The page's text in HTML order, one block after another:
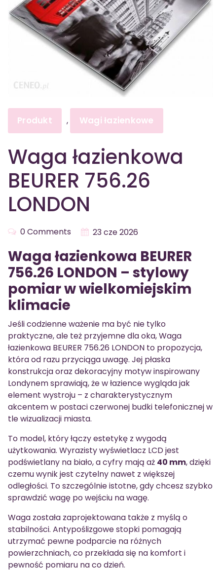
Produkt , Wagi łazienkowe
Waga łazienkowa
BEURER 756.26
LONDON
0 Comments 23 cze 2026
Waga łazienkowa BEURER
756.26 LONDON – stylowy
pomiar w wielkomiejskim
klimacie
Jeśli codzienne ważenie ma być nie tylko
praktyczne, ale też przyjemne dla oka, Waga
łazienkowa BEURER 756.26 LONDON to propozycja,
która od razu przyciąga uwagę. Jej płaska
konstrukcja oraz dekoracyjny motyw inspirowany
Londynem sprawiają, że w łazience wygląda jak
element wystroju – z charakterystycznym
akcentem w postaci czerwonej budki telefonicznej w
tle wizualizacji miasta.
To model, który łączy estetykę z wygodą
użytkowania. Wyrazisty wyświetlacz LCD jest
podświetlany na biało, a cyfry mają aż 40 mm, dzięki
czemu wynik jest czytelny nawet z większej
odległości. To szczególnie istotne, gdy chcesz szybko
sprawdzić wagę po wejściu na wagę.
Waga została zaprojektowana także z myślą o
stabilności. Antypoślizgowe stopki pomagają
utrzymać pewne podparcie na różnych
powierzchniach, co przekłada się na komfort i
pewność pomiaru na co dzień.